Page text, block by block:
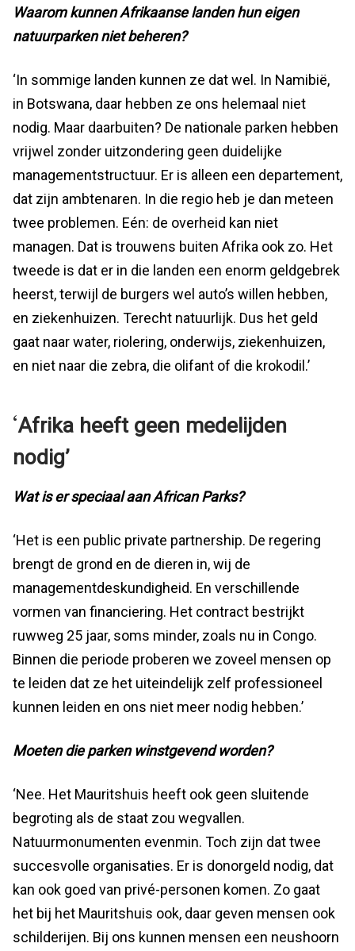
Waarom kunnen Afrikaanse landen hun eigen
natuurparken niet beheren?
‘In sommige landen kunnen ze dat wel. In Namibië,
in Botswana, daar hebben ze ons helemaal niet
nodig. Maar daarbuiten? De nationale parken hebben
vrijwel zonder uitzondering geen duidelijke
managementstructuur. Er is alleen een departement,
dat zijn ambtenaren. In die regio heb je dan meteen
twee problemen. Eén: de overheid kan niet
managen. Dat is trouwens buiten Afrika ook zo. Het
tweede is dat er in die landen een enorm geldgebrek
heerst, terwijl de burgers wel auto’s willen hebben,
en ziekenhuizen. Terecht natuurlijk. Dus het geld
gaat naar water, riolering, onderwijs, ziekenhuizen,
en niet naar die zebra, die olifant of die krokodil.’
‘Afrika heeft geen medelijden
nodig’
Wat is er speciaal aan African Parks?
‘Het is een public private partnership. De regering
brengt de grond en de dieren in, wij de
managementdeskundigheid. En verschillende
vormen van financiering. Het contract bestrijkt
ruwweg 25 jaar, soms minder, zoals nu in Congo.
Binnen die periode proberen we zoveel mensen op
te leiden dat ze het uiteindelijk zelf professioneel
kunnen leiden en ons niet meer nodig hebben.’
Moeten die parken winstgevend worden?
‘Nee. Het Mauritshuis heeft ook geen sluitende
begroting als de staat zou wegvallen.
Natuurmonumenten evenmin. Toch zijn dat twee
succesvolle organisaties. Er is donorgeld nodig, dat
kan ook goed van privé-personen komen. Zo gaat
het bij het Mauritshuis ook, daar geven mensen ook
schilderijen. Bij ons kunnen mensen een neushoorn